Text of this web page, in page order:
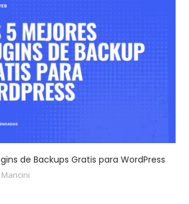
de Backups Gratis para WordPress